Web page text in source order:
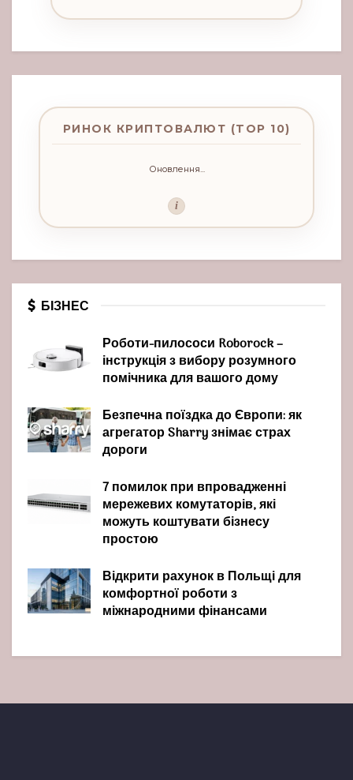
РИНОК КРИПТОВАЛЮТ (TOP 10)
Оновлення...
i
БІЗНЕС
Роботи-пилососи Roborock –
інструкція з вибору розумного
помічника для вашого дому
Безпечна поїздка до Європи: як
агрегатор Sharry знімає страх
дороги
7 помилок при впровадженні
мережевих комутаторів, які
можуть коштувати бізнесу
простою
Відкрити рахунок в Польщі для
комфортної роботи з
міжнародними фінансами